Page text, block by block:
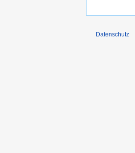
Datenschutz